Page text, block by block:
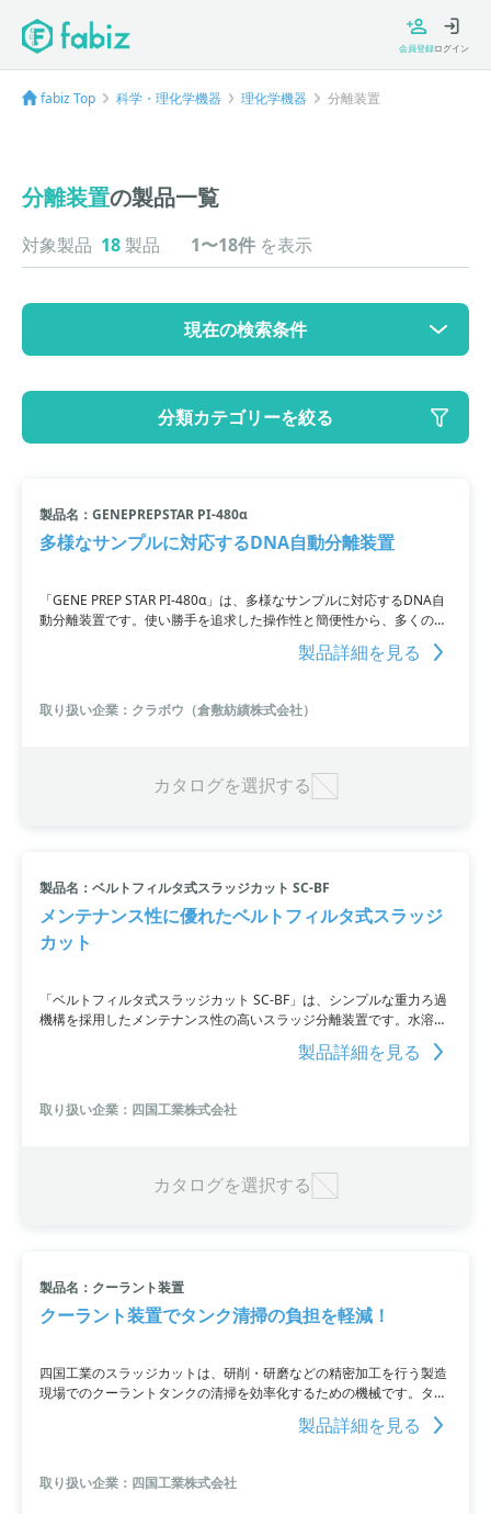
会員登録ログイン
fabiz Top 科学・理化学機器 理化学機器 分離装置
分離装置の製品一覧
対象製品 18 製品 1〜18件 を表示
現在の検索条件
大カテゴリ: 科学・理化学機器
小カテゴリ: 分離装置
分類カテゴリーを絞る
製品名：GENEPREPSTAR PI-480α
多様なサンプルに対応するDNA自動分離装置
「GENE PREP STAR PI-480α」は、多様なサンプルに対応するDNA自
動分離装置です。使い勝手を追求した操作性と簡便性から、多くの研
究室で使用されています。最大48サンプルまで処理可能。大腸菌培養
液からのプラスミドDNAや、様々な動物組織、植物組織に対応し、生
能で、フレキシブルなパラメーター設定が可能です。詳細はPDF資料
をご覧いただくか、お問い合わせください。
製品詳細を見る
取り扱い企業：クラボウ（倉敷紡績株式会社）
カタログを選択する
製品名：ベルトフィルタ式スラッジカット SC-BF
メンテナンス性に優れたベルトフィルタ式スラッジ
カット
「ベルトフィルタ式スラッジカット SC-BF」は、シンプルな重力ろ過
機構を採用したメンテナンス性の高いスラッジ分離装置です。水溶
性、不水溶性いずれのクーラントにも対応し、丈夫なナイロンフィル
タを使用しています。工具レスでフィルターの交換ができるため、メ
しています。詳細はPDF資料をご覧いただくか、お問い合わせくださ
い。
製品詳細を見る
取り扱い企業：四国工業株式会社
カタログを選択する
製品名：クーラント装置
クーラント装置でタンク清掃の負担を軽減！
四国工業のスラッジカットは、研削・研磨などの精密加工を行う製造
現場でのクーラントタンクの清掃を効率化するための機械です。タン
ク内の切粉や砥粒の堆積物を除去することで、クーラントの入替を行
う作業を簡単にし、作業員の安全を保証します。最大2か月間の無料
製品詳細を見る
取り扱い企業：四国工業株式会社